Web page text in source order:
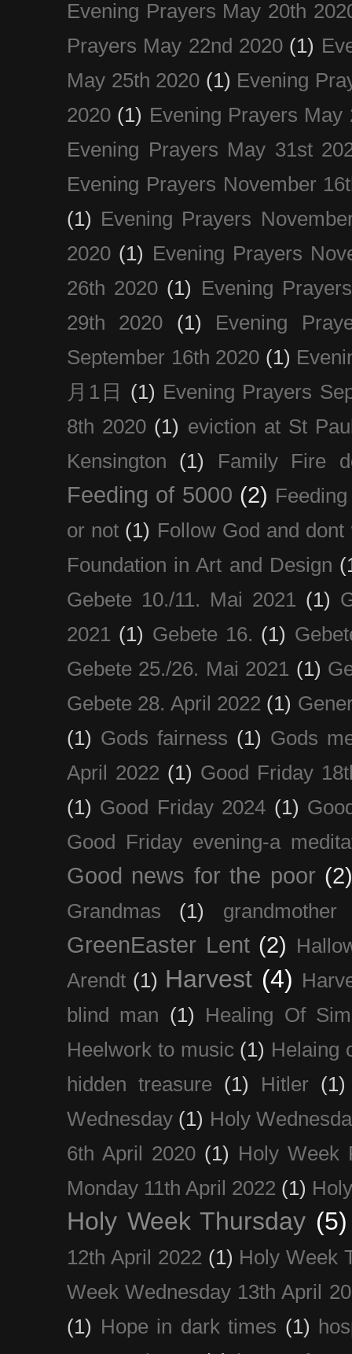
Evening Prayers May 20th
Prayers May 22nd 2020 (1)
May 25th 2020 (1) Evening
2020 (1) Evening Prayers May
Evening Prayers May 31st
Evening Prayers November
(1) Evening Prayers
2020 (1) Evening Prayers
26th 2020 (1) Evening
29th 2020
(1)
Evening
September 16th 2020 (1)
月1日
(1) Evening Prayers
8th 2020 (1) eviction at St
Kensington
(1) Family Fire
Feeding of 5000 (2)
or not (1) Follow God and dont
Foundation in Art and Design
Gebete 10./11. Mai 2021 (1)
2021 (1) Gebete 16. (1)
Gebete 25./26. Mai 2021 (1)
Gebete 28. April 2022 (1)
(1) Gods fairness (1) Gods
April 2022 (1) Good Friday
(1) Good Friday 2024 (1)
Good Friday evening-a
Good news for the poor
Grandmas (1) grandmother
GreenEaster Lent (2)
Arendt (1) Harvest (4)
blind man (1)
Healing Of
Heelwork to music (1) Helaing
hidden treasure
(1) Hitler
(1)
Wednesday (1) Holy
6th April 2020 (1) Holy Week
Monday 11th April 2022 (1)
Holy Week Thursday (5)
12th April 2022 (1) Holy Week
Week Wednesday 13th April
(1) Hope in dark times (1)